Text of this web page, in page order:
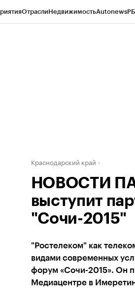
ОтраслиНедвижимостьAutonews
Краснодарский край
НОВОСТИ
выступит
"Сочи-2015"
"Ростелеком" как
видами современных
форум «Сочи-2015». Он
Медиацентре в